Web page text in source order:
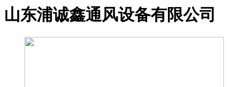
山东浦诚鑫通风设备有限公司